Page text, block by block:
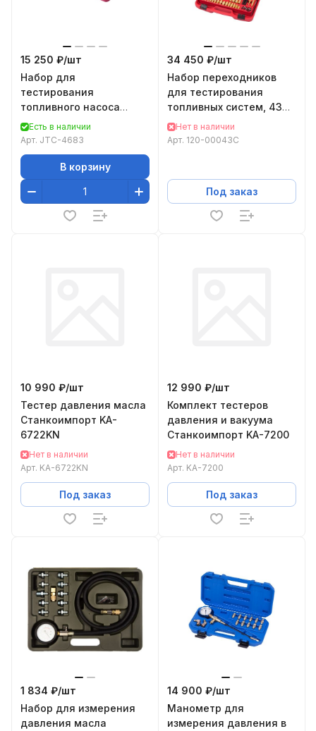
15 250 ₽/шт
Набор для
тестирования
топливного насоса
карбюратора и его
привода, 32 предмета
Есть в наличии
Арт. JTC-4683
В корзину
34 450 ₽/шт
Набор переходников
для тестирования
топливных систем, 43
предмета МАСТАК 120-
00043C
Нет в наличии
Арт. 120-00043C
Под заказ
10 990 ₽/шт
Тестер давления масла
Станкоимпорт KA-
6722KN
Нет в наличии
Арт. KA-6722KN
Под заказ
12 990 ₽/шт
Комплект тестеров
давления и вакуума
Станкоимпорт KA-7200
Нет в наличии
Арт. KA-7200
Под заказ
1 834 ₽/шт
Набор для измерения
давления масла
14 900 ₽/шт
Манометр для
измерения давления в